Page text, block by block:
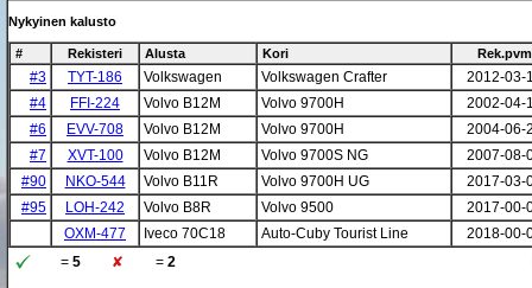
Nykyinen kalusto
# Rekisteri Alusta Kori Rek.pvm
#3 TYT-186 Volkswagen Volkswagen Crafter
2012-03-
#4
FFI-224 Volvo B12M Volvo 9700H
2002-04-
#6
EVV-708 Volvo B12M Volvo 9700H
2004-06-
#7
XVT-100 Volvo B12M Volvo 9700S NG
2007-08-
#90
NKO-544 Volvo B11R Volvo 9700H UG
2017-03-
#95
LOH-242 Volvo B8R Volvo 9500
2017-00-
OXM-477
Iveco 70C18 Auto-Cuby Tourist Line
2018-00-
= 5 = 2